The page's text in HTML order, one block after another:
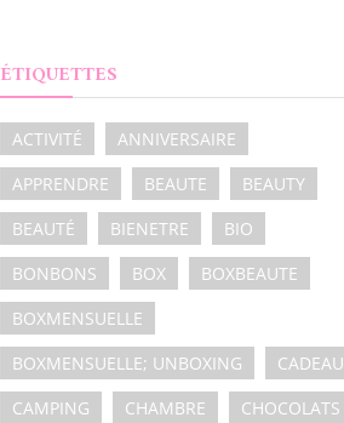
ÉTIQUETTES
ACTIVITÉ
ANNIVERSAIRE
APPRENDRE
BEAUTE
BEAUTY
BEAUTÉ
BIENETRE
BIO
BONBONS
BOX
BOXBEAUTE
BOXMENSUELLE
BOXMENSUELLE; UNBOXING
CADEAU
CAMPING
CHAMBRE
CHOCOLATS